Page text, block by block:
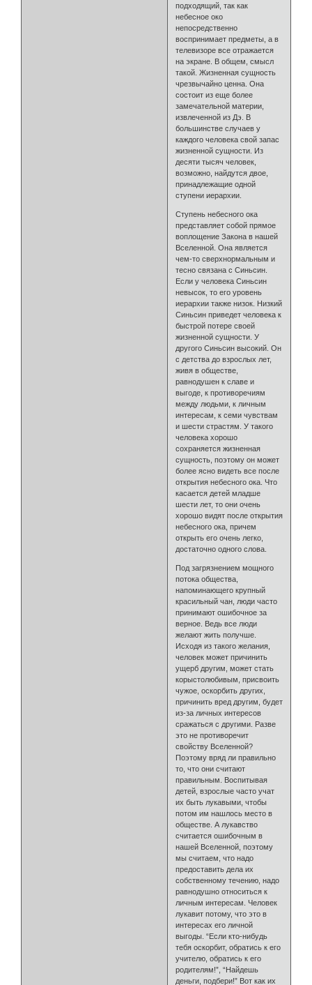
подходящий, так как
небесное око
непосредственно
воспринимает предметы, а в
телевизоре все отражается
на экране. В общем, смысл
такой. Жизненная сущность
чрезвычайно ценна. Она
состоит из еще более
замечательной материи,
извлеченной из Дэ. В
большинстве случаев у
каждого человека свой запас
жизненной сущности. Из
десяти тысяч человек,
возможно, найдутся двое,
принадлежащие одной
ступени иерархии.
Ступень небесного ока
представляет собой прямое
воплощение Закона в нашей
Вселенной. Она является
чем-то сверхнормальным и
тесно связана с Синьсин.
Если у человека Синьсин
невысок, то его уровень
иерархии также низок. Низкий
Синьсин приведет человека к
быстрой потере своей
жизненной сущности. У
другого Синьсин высокий. Он
с детства до взрослых лет,
живя в обществе,
равнодушен к славе и
выгоде, к противоречиям
между людьми, к личным
интересам, к семи чувствам
и шести страстям. У такого
человека хорошо
сохраняется жизненная
сущность, поэтому он может
более ясно видеть все после
открытия небесного ока. Что
касается детей младше
шести лет, то они очень
хорошо видят после открытия
небесного ока, причем
открыть его очень легко,
достаточно одного слова.
Под загрязнением мощного
потока общества,
напоминающего крупный
красильный чан, люди часто
принимают ошибочное за
верное. Ведь все люди
желают жить получше.
Исходя из такого желания,
человек может причинить
ущерб другим, может стать
корыстолюбивым, присвоить
чужое, оскорбить других,
причинить вред другим, будет
из-за личных интересов
сражаться с другими. Разве
это не противоречит
свойству Вселенной?
Поэтому вряд ли правильно
то, что они считают
правильным. Воспитывая
детей, взрослые часто учат
их быть лукавыми, чтобы
потом им нашлось место в
обществе. А лукавство
считается ошибочным в
нашей Вселенной, поэтому
мы считаем, что надо
предоставить дела их
собственному течению, надо
равнодушно относиться к
личным интересам. Человек
лукавит потому, что это в
интересах его личной
выгоды. “Если кто-нибудь
тебя оскорбит, обратись к его
учителю, обратись к его
родителям!”, “Найдешь
деньги, подбери!” Вот как их